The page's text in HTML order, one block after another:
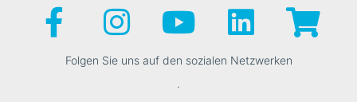
Folgen Sie uns auf den sozialen Netzwerken
.